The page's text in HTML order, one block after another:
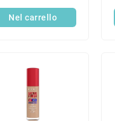
Nel carrello